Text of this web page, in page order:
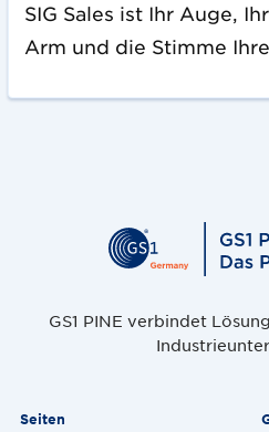
SIG Sales ist Ihr Auge,
Arm und die Stimme
GS1 PINE verbindet
Seiten